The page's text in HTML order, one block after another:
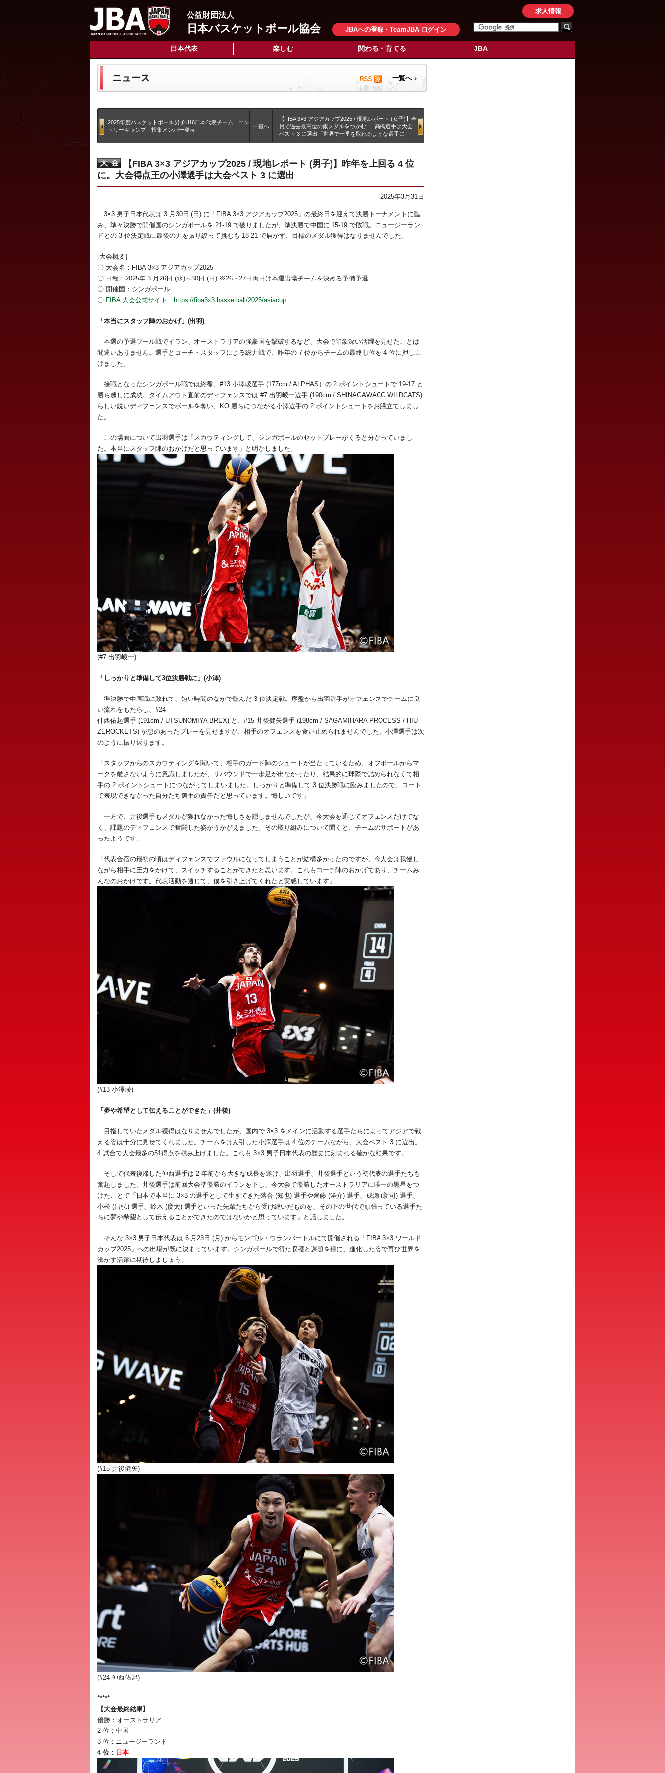
公益財団法人
日本バスケットボール協会 JBAへの登録・TeaｍJBA ログイン
求人情報
日本代表 楽しむ 関わる・育てる JBA
ニュース 一覧へ
2025年度バスケットボール男子U16日本代表チーム エン
トリーキャンプ 招集メンバー発表
一覧へ
【FIBA 3×3 アジアカップ2025 / 現地レポート (女子)】全
員で過去最高位の銀メダルをつかむ … 高橋選手は大会
ベスト 3 に選出「世界で一番を取れるような選手に」
【FIBA 3×3 アジアカップ2025 / 現地レポート (男子)】昨年を上回る 4 位
に。大会得点王の小澤選手は大会ベスト 3 に選出
2025年3月31日
3×3 男子日本代表は 3 月30日 (日) に「FIBA 3×3 アジアカップ2025」の最終日を迎えて決勝トーナメントに臨
み、準々決勝で開催国のシンガポールを 21-19 で破りましたが、準決勝で中国に 15-19 で敗戦。ニュージーラン
ドとの 3 位決定戦に最後の力を振り絞って挑むも 18-21 で届かず、目標のメダル獲得はなりませんでした。
[大会概要]
〇 大会名：FIBA 3×3 アジアカップ2025
〇 日程：2025年 3 月26日 (水)～30日 (日) ※26・27日両日は本選出場チームを決める予備予選
〇 開催国：シンガポール
〇 FIBA 大会公式サイト https://fiba3x3.basketball/2025/asiacup
「本当にスタッフ陣のおかげ」(出羽)
本選の予選プール戦でイラン、オーストラリアの強豪国を撃破するなど、大会で印象深い活躍を見せたことは
間違いありません。選手とコーチ・スタッフによる総力戦で、昨年の 7 位からチームの最終順位を 4 位に押し上
げました。
接戦となったシンガポール戦では終盤、#13 小澤崚選手 (177cm / ALPHAS）の 2 ポイントシュートで 19-17 と
勝ち越しに成功。タイムアウト直前のディフェンスでは #7 出羽崚一選手 (190cm / SHINAGAWACC WILDCATS)
らしい鋭いディフェンスでボールを奪い、KO 勝ちにつながる小澤選手の 2 ポイントシュートをお膳立てしまし
た。
この場面について出羽選手は「スカウティングして、シンガポールのセットプレーがくると分かっていまし
た。本当にスタッフ陣のおかげだと思っています」と明かしました。
(#7 出羽崚一)
「しっかりと準備して3位決勝戦に」(小澤)
準決勝で中国戦に敗れて、短い時間のなかで臨んだ 3 位決定戦。序盤から出羽選手がオフェンスでチームに良
い流れをもたらし、#24
仲西佑起選手 (191cm / UTSUNOMIYA BREX) と、#15 井後健矢選手 (198cm / SAGAMIHARA PROCESS / HIU
ZEROCKETS) が息のあったプレーを見せますが、相手のオフェンスを食い止められませんでした。小澤選手は次
のように振り返ります。
「スタッフからのスカウティングを聞いて、相手のガード陣のシュートが当たっているため、オフボールからマ
ークを離さないように意識しましたが、リバウンドで一歩足が出なかったり、結果的に球際で詰められなくて相
手の 2 ポイントシュートにつながってしまいました。しっかりと準備して 3 位決勝戦に臨みましたので、コート
で表現できなかった自分たち選手の責任だと思っています。悔しいです」
一方で、井後選手もメダルが獲れなかった悔しさを隠しませんでしたが、今大会を通じてオフェンスだけでな
く、課題のディフェンスで奮闘した姿がうかがえました。その取り組みについて聞くと、チームのサポートがあ
ったようです。
「代表合宿の最初の頃はディフェンスでファウルになってしまうことが結構多かったのですが、今大会は我慢し
ながら相手に圧力をかけて、スイッチすることができたと思います。これもコーチ陣のおかげであり、チームみ
んなのおかげです。代表活動を通じて、僕を引き上げてくれたと実感しています」
(#13 小澤崚)
「夢や希望として伝えることができた」(井後)
目指していたメダル獲得はなりませんでしたが、国内で 3×3 をメインに活動する選手たちによってアジアで戦
える姿は十分に見せてくれました。チームをけん引した小澤選手は 4 位のチームながら、大会ベスト 3 に選出。
4 試合で大会最多の51得点を積み上げました。これも 3×3 男子日本代表の歴史に刻まれる確かな結果です。
そして代表復帰した仲西選手は 2 年前から大きな成長を遂げ、出羽選手、井後選手という初代表の選手たちも
奮起しました。井後選手は前回大会準優勝のイランを下し、今大会で優勝したオーストラリアに唯一の黒星をつ
けたことで「日本で本当に 3×3 の選手として生きてきた落合 (知也) 選手や齊藤 (洋介) 選手、成瀬 (新司) 選手、
小松 (昌弘) 選手、鈴木 (慶太) 選手といった先輩たちから受け継いだものを、その下の世代で頑張っている選手た
ちに夢や希望として伝えることができたのではないかと思っています」と話しました。
そんな 3×3 男子日本代表は 6 月23日 (月) からモンゴル・ウランバートルにて開催される「FIBA 3×3 ワールド
カップ2025」への出場が既に決まっています。シンガポールで得た収穫と課題を糧に、進化した姿で再び世界を
沸かす活躍に期待しましょう。
(#15 井後健矢)
(#24 仲西佑起)
*****
【大会最終結果】
優勝：オーストラリア
2 位：中国
3 位：ニュージーランド
4 位： 日本